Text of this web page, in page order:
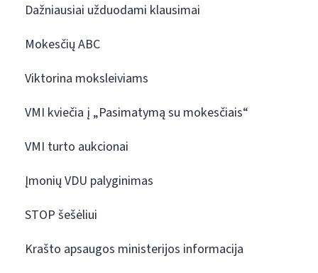
Dažniausiai užduodami klausimai
Mokesčių ABC
Viktorina moksleiviams
VMI kviečia į „Pasimatymą su mokesčiais“
VMI turto aukcionai
Įmonių VDU palyginimas
STOP šešėliui
Krašto apsaugos ministerijos informacija